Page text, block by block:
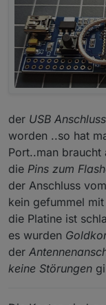
der USB Anschluss
worden ..so hat
Port..man braucht
die Pins zum
der Anschluss
kein gefummel
die Platine ist
es wurden
der
keine Störungen